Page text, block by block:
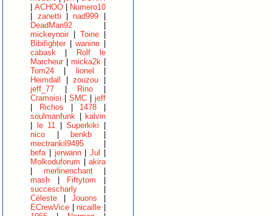
ACHOO|
Numero10
zanetti |nad999
DeadMan92
mickeynoir
Toine|
Bibifighter |wanine
cabask
Rolf le
Marcheur
micka2k|
Tom24
lionel
Heimdall
|zouzou
jeff_77
Rino
Cramoisi
SMC
jeff
Richos 1478
soulmanfunk
kalvin
le 11 |Superkiki
nico
benkb
mectrankil9495
befa| jerwann| Jul
Molkoduforum
akira
merlinenchant|
mash
Fiftytom
succescharly
Céleste |Jouons
ECrewVice |nicaille